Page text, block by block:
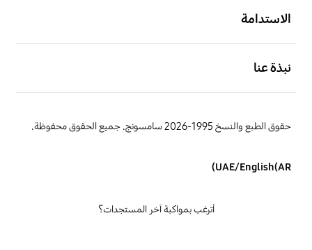
الاستدامة
نبذة عنا
حقوق الطبع والنسخ 1995-2026 سامسونج. جميع الحقوق محفوظة.
UAE/English(AR)
أترغب بمواكبة آخر المستجدات؟